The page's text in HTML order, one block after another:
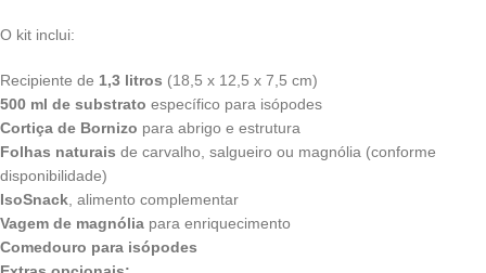
O kit inclui:
Recipiente de 1,3 litros (18,5 x 12,5 x 7,5 cm)
500 ml de substrato específico para isópodes
Cortiça de Bornizo para abrigo e estrutura
Folhas naturais de carvalho, salgueiro ou magnólia (conforme
disponibilidade)
IsoSnack , alimento complementar
Vagem de magnólia para enriquecimento
Comedouro para isópodes